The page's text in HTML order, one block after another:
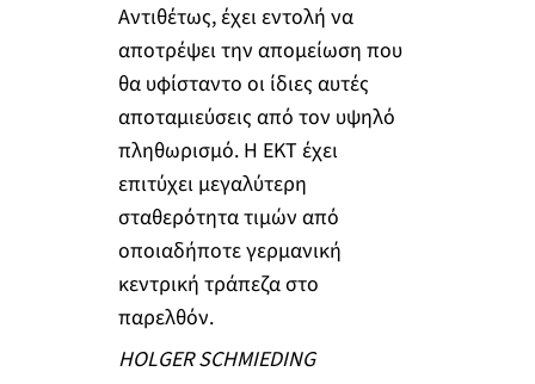
Αντιθέτως, έχει εντολή να
αποτρέψει την απομείωση που
θα υφίσταντο οι ίδιες αυτές
αποταμιεύσεις από τον υψηλό
πληθωρισμό. Η ΕΚΤ έχει
επιτύχει μεγαλύτερη
σταθερότητα τιμών από
οποιαδήποτε γερμανική
κεντρική τράπεζα στο
παρελθόν.
HOLGER SCHMIEDING